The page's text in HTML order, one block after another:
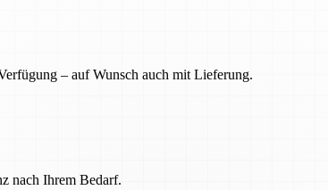
– auf Wunsch auch mit Lieferung.
nach Ihrem Bedarf.